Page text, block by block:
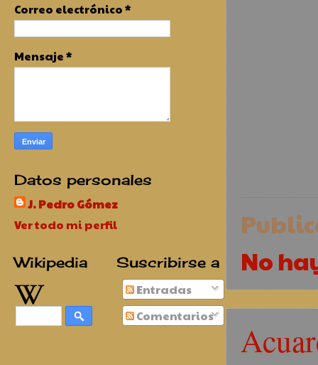
No
Correo electrónico*
Mensaje*
Datos personales
J. Pedro Gómez
Ver todo mi perfil
Wikipedia Suscribirse a
Entradas
Comentarios